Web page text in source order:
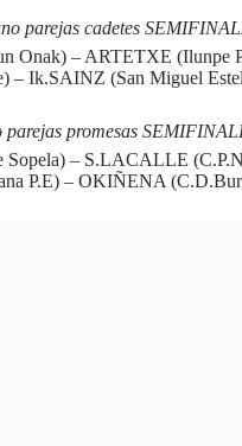
parejas cadetes
Onak) – ARTETXE (Ilunpe
– Ik.SAINZ (San Miguel
parejas promesas
– S.LACALLE
P.E) – OKIÑENA